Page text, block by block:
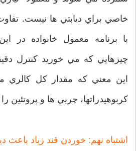
خاصي براي ديابتي ها نيست.
با برنامه معمول خانواده در
چيزهايي كه مي خوريد كنترل
اين معني كه مقدار كل كالري
كربوهيدراتها، چربي ها و پروتئين
اشتباه نهم: خوردن قند زياد